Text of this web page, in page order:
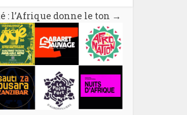
: l’Afrique donne le ton →